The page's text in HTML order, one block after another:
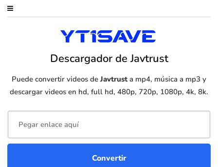
Descargador de Javtrust
Puede convertir videos deJavtrust a mp4, música a mp3 y
descargar videos en hd, full hd, 480p, 720p, 1080p, 4k, 8k.